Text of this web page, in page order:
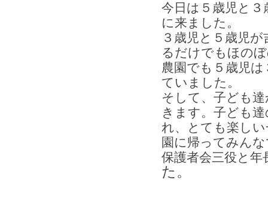
今日は５歳児と３
に来ました。
３歳児と５歳児
るだけでもほの
農園でも５歳児
ていました。
そして、子ども
きます。 子ども
れ、とても楽し
園に帰ってみん
保護者会三役と年
た。